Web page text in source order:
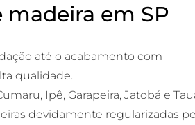
madeira em SP
até o acabamento com
qualidade.
Ipê, Garapeira, Jatobá e
devidamente regularizadas